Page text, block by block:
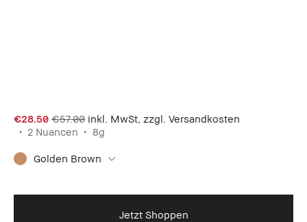
€28.50 €57.00 inkl. MwSt, zzgl. Versandkosten
2 Nuancen
8g
Golden Brown
Jetzt Shoppen